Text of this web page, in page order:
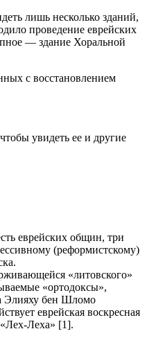
лишь несколько зданий,
проведение еврейских
— здание Хоральной
с восстановлением
увидеть ее и другие
еврейских общин, три
(реформистскому)
«литовского»
«ортодоксы»,
Элияху бен Шломо
еврейская воскресная
Леха» [1].